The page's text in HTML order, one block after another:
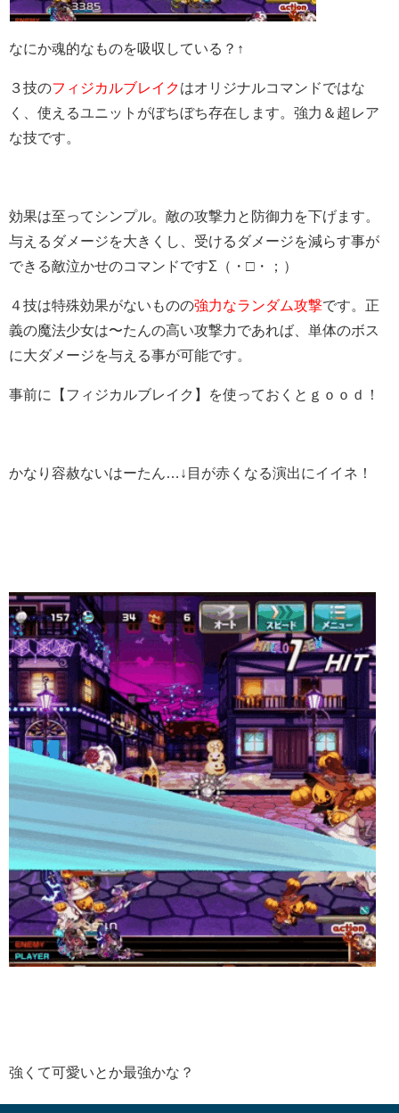
なにか魂的なものを吸収している？↑
３技のフィジカルブレイクはオリジナルコマンドではな
く、使えるユニットがぼちぼち存在します。強力＆超レア
な技です。
効果は至ってシンプル。敵の攻撃力と防御力を下げます。
与えるダメージを大きくし、受けるダメージを減らす事が
できる敵泣かせのコマンドですΣ（・□・；）
４技は特殊効果がないものの強力なランダム攻撃です。正
義の魔法少女は〜たんの高い攻撃力であれば、単体のボス
に大ダメージを与える事が可能です。
事前に【フィジカルブレイク】を使っておくとｇｏｏｄ！
かなり容赦ないはーたん…↓目が赤くなる演出にイイネ！
強くて可愛いとか最強かな？